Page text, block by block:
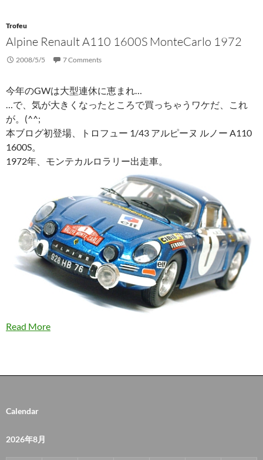
Trofeu
Alpine Renault A110 1600S MonteCarlo 1972
2008/5/5 7 Comments
今年のGWは大型連休に恵まれ…
…で、気が大きくなったところで買っちゃうワケだ、これ
が。(^^;
本ブログ初登場、トロフュー 1/43 アルピーヌ ルノー A110
1600S。
1972年、モンテカルロラリー出走車。
Read More
Calendar
2026年8月